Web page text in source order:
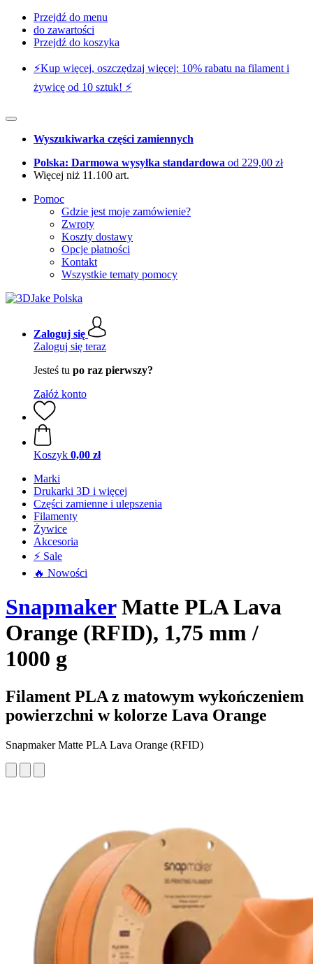
Przejdź do menu
do zawartości
Przejdź do koszyka
⚡️Kup więcej, oszczędzaj więcej: 10% rabatu na filament i
żywicę od 10 sztuk! ⚡️
Wyszukiwarka części zamiennych
Polska: Darmowa wysyłka standardowa od 229,00 zł
Więcej niż 11.100 art.
Pomoc
Gdzie jest moje zamówienie?
Zwroty
Koszty dostawy
Opcje płatności
Kontakt
Wszystkie tematy pomocy
Zaloguj się
Zaloguj się teraz
Jesteś tu po raz pierwszy?
Załóż konto
Koszyk 0,00 zł
Marki
Drukarki 3D i więcej
Części zamienne i ulepszenia
Filamenty
Żywice
Akcesoria
⚡ Sale
🔥 Nowości
SnapmakerMatte PLA Lava
Orange (RFID), 1,75 mm /
1000 g
Filament PLA z matowym wykończeniem
powierzchni w kolorze Lava Orange
Snapmaker Matte PLA Lava Orange (RFID)